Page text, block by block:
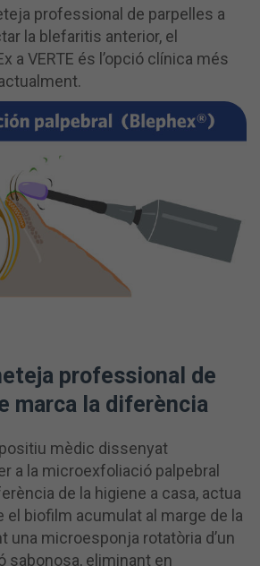
professional de parpelles a
la blefaritis anterior, el
a VERTE és l’opció clínica més
professional de
marca la diferència
mèdic dissenyat
a la microexfoliació palpebral
de la higiene a casa, actua
biofilm acumulat al marge de la
una microesponja rotatòria d’un
sabonosa, eliminant en